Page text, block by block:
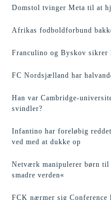
Domstol tvinger Meta til at
Afrikas fodboldforbund
Franculino og Byskov
FC Nordsjælland har
Han var Cambridge-
svindler?
Infantino har foreløbig
ved med at dukke op
Netværk manipulerer børn til
smadre verden«
FCK nærmer sig